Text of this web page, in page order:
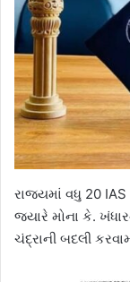
રાજ્યમાં વધુ 20
જ્યારે મોના કે.
ચંદ્રાની બદલી